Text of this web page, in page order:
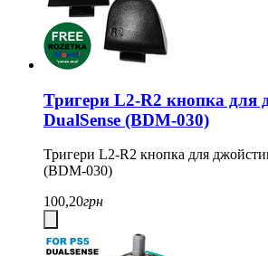
Тригери L2-R2 кнопка для
DualSense (BDM-030)
Тригери L2-R2 кнопка для
(BDM-030)
100,20грн